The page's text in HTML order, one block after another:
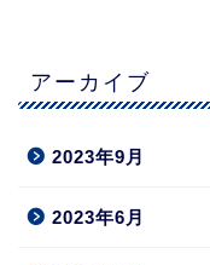
アーカイブ
2023年9月
2023年6月